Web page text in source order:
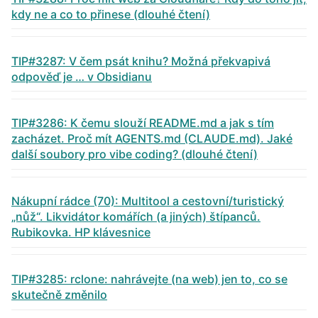
kdy ne a co to přinese (dlouhé čtení)
TIP#3287: V čem psát knihu? Možná překvapivá
odpověď je … v Obsidianu
TIP#3286: K čemu slouží README.md a jak s tím
zacházet. Proč mít AGENTS.md (CLAUDE.md). Jaké
další soubory pro vibe coding? (dlouhé čtení)
Nákupní rádce (70): Multitool a cestovní/turistický
„nůž“. Likvidátor komářích (a jiných) štípanců.
Rubikovka. HP klávesnice
TIP#3285: rclone: nahrávejte (na web) jen to, co se
skutečně změnilo